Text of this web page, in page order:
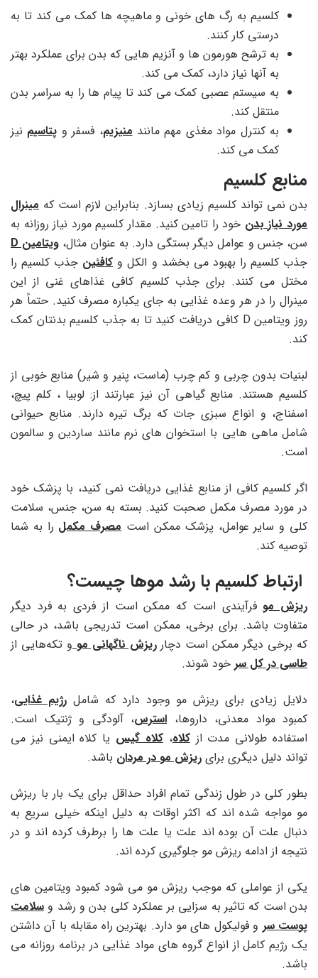
کلسیم به رگ های خونی و ماهیچه ها کمک می کند تا به
درستی کار کنند.
به ترشح هورمون ها و آنزیم هایی که بدن برای عملکرد بهتر
به آنها نیاز دارد، کمک می کند.
به سیستم عصبی کمک می کند تا پیام ها را به سراسر بدن
منتقل کند.
به کنترل مواد مغذی مهم مانندمنیزیم، فسفر و پتاسیم نیز
کمک می کند.
منابع کلسیم
بدن نمی تواند کلسیم زیادی بسازد. بنابراین لازم است که مینرال
مورد نیاز بدن خود را تامین کنید. مقدار کلسیم مورد نیاز روزانه به
سن، جنس و عوامل دیگر بستگی دارد. به عنوان مثال، ویتامین D
جذب کلسیم را بهبود می بخشد و الکل وکافئین جذب کلسیم را
مختل می کنند. برای جذب کلسیم کافی غذاهای غنی از این
مینرال را در هر وعده غذایی به جای یکباره مصرف کنید. حتماً هر
روز ویتامین D کافی دریافت کنید تا به جذب کلسیم بدنتان کمک
کند.
لبنیات بدون چربی و کم چرب (ماست، پنیر و شیر) منابع خوبی از
کلسیم هستند. منابع گیاهی آن نیز عبارتند از: لوبیا ، کلم پیچ،
اسفناج، و انواع سبزی جات که برگ تیره دارند. منابع حیوانی
شامل ماهی هایی با استخوان های نرم مانند ساردین و سالمون
است.
اگر کلسیم کافی از منابع غذایی دریافت نمی کنید، با پزشک خود
در مورد مصرف مکمل صحبت کنید. بسته به سن، جنس، سلامت
کلی و سایر عوامل، پزشک ممکن استمصرف مکمل را به شما
توصیه کند.
ارتباط کلسیم با رشد موها چیست؟
ریزش موفرآیندی است که ممکن است از فردی به فرد دیگر
متفاوت باشد. برای برخی، ممکن است تدریجی باشد، در حالی
که برخی دیگر ممکن است دچارریزش ناگهانی موو تکه‌هایی از
طاسی در کل سر خود شوند.
دلایل زیادی برای ریزش مو وجود دارد که شاملرژیم غذایی،
کمبود مواد معدنی، داروها، استرس، آلودگی و ژنتیک است.
استفاده طولانی مدت ازکلاه،کلاه گیس یا کلاه ایمنی نیز می
تواند دلیل دیگری برای ریزش مو در مردان باشد.
بطور کلی در طول زندگی تمام افراد حداقل برای یک بار با ریزش
مو مواجه شده اند که اکثر اوقات به دلیل اینکه خیلی سریع به
دنبال علت آن بوده اند علت یا علت ها را برطرف کرده اند و در
نتیجه از ادامه ریزش مو جلوگیری کرده اند.
یکی از عواملی که موجب ریزش مو می شود کمبود ویتامین های
بدن است که تاثیر به سزایی بر عملکرد کلی بدن و رشد و سلامت
پوست سر و فولیکول های مو دارد. بهترین راه مقابله با آن داشتن
یک رژیم کامل از انواع گروه های مواد غذایی در برنامه روزانه می
باشد.